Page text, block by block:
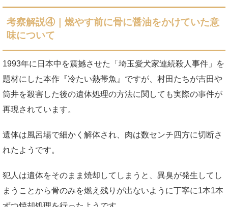
考察解説④｜燃やす前に骨に醤油をかけていた意
味について
1993年に日本中を震撼させた「埼玉愛犬家連続殺人事件」を
題材にした本作『冷たい熱帯魚』ですが、村田たちが吉田や
筒井を殺害した後の遺体処理の方法に関しても実際の事件が
再現されています。
遺体は風呂場で細かく解体され、肉は数センチ四方に切断さ
れたようです。
犯人は遺体をそのまま焼却してしまうと、異臭が発生してし
まうことから骨のみを燃え残りが出ないように丁寧に1本1本